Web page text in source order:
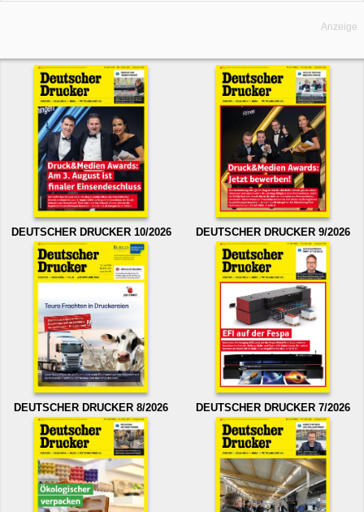
Anzeige
DEUTSCHER DRUCKER 10/2026 DEUTSCHER DRUCKER 9/2026
DEUTSCHER DRUCKER 8/2026 DEUTSCHER DRUCKER 7/2026